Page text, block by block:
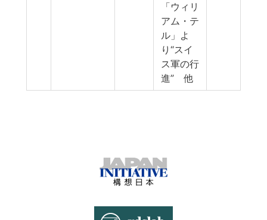
「ウィリ
アム・テ
ル」よ
り“スイ
ス軍の行
進” 他